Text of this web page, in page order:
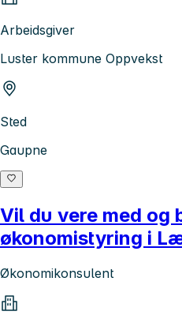
Arbeidsgiver
Luster kommune Oppvekst
Sted
Gaupne
Vil du vere med og
økonomistyring i
Økonomikonsulent